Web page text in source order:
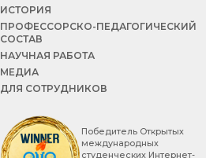
ИСТОРИЯ
ПРОФЕССОРСКО-ПЕДАГОГИЧЕСКИЙ
СОСТАВ
НАУЧНАЯ РАБОТА
МЕДИА
ДЛЯ СОТРУДНИКОВ
Победитель Открытых
международных
студенческих Интернет-